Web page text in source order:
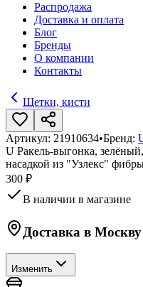
Распродажа
Доставка и оплата
Блог
Бренды
О компании
Контакты
Щетки, кисти
Артикул: 21910634•Бренд:
U Ракель-выгонка,
насадкой из "Узлекс"
300 ₽
В наличии в магазине
Доставка в Москву
Изменить